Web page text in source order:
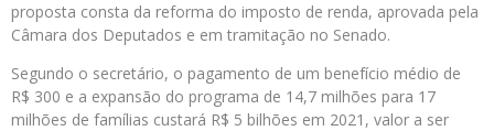
proposta consta da reforma do imposto de renda, aprovada pela
Câmara dos Deputados e em tramitação no Senado.
Segundo o secretário, o pagamento de um benefício médio de
R$ 300 e a expansão do programa de 14,7 milhões para 17
milhões de famílias custará R$ 5 bilhões em 2021, valor a ser